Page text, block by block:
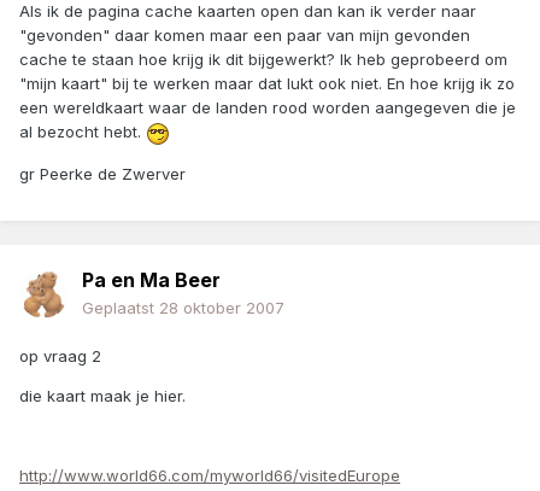
Als ik de pagina cache kaarten open dan kan ik verder naar
"gevonden" daar komen maar een paar van mijn gevonden
cache te staan hoe krijg ik dit bijgewerkt? Ik heb geprobeerd om
"mijn kaart" bij te werken maar dat lukt ook niet. En hoe krijg ik zo
een wereldkaart waar de landen rood worden aangegeven die je
al bezocht hebt.
gr Peerke de Zwerver
Pa en Ma Beer
Geplaatst 28 oktober 2007
op vraag 2
die kaart maak je hier.
http://www.world66.com/myworld66/visitedEurope